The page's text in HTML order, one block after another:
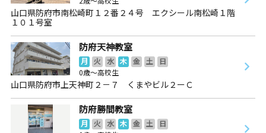
山口県防府市南松崎町１２番２４号 エクシール南松崎１階
１０１号室
防府天神教室
月 火 水 木 金 土
日
0歳～高校生
山口県防府市上天神町２－７ くまやビル２ーＣ
防府勝間教室
月 火 水 木 金 土
日